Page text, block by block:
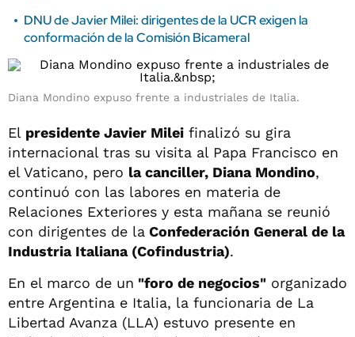
DNU de Javier Milei: dirigentes de la UCR exigen la
conformación de la Comisión Bicameral
Diana Mondino expuso frente a industriales de Italia.
El presidente Javier Milei finalizó su gira
internacional tras su visita al Papa Francisco en
el Vaticano, pero la canciller, Diana Mondino,
continuó con las labores en materia de
Relaciones Exteriores y esta mañana se reunió
con dirigentes de la Confederación General de la
Industria Italiana (Cofindustria).
En el marco de un "foro de negocios" organizado
entre Argentina e Italia, la funcionaria de La
Libertad Avanza (LLA) estuvo presente en